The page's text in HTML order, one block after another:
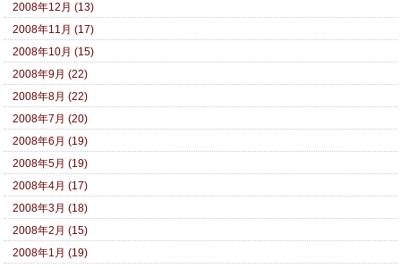
2008年12月 (13)
2008年11月 (17)
2008年10月 (15)
2008年9月 (22)
2008年8月 (22)
2008年7月 (20)
2008年6月 (19)
2008年5月 (19)
2008年4月 (17)
2008年3月 (18)
2008年2月 (15)
2008年1月 (19)